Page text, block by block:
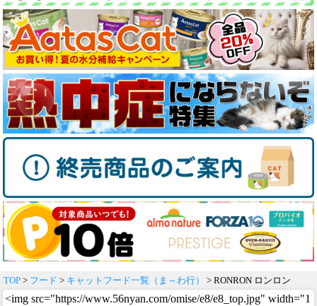
TOP > フード > キャットフード一覧（ま～わ行） > RONRON ロンロン
<img src="https://www.56nyan.com/omise/e8/e8_top.jpg" width="1